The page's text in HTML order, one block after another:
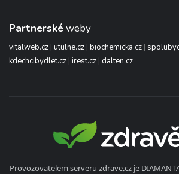
Partnerské weby
vitalweb.cz | utulne.cz | biochemicka.cz |
kdechcibydlet.cz | irest.cz | dalten.cz
Provozovatelem serveru zdrave.cz je